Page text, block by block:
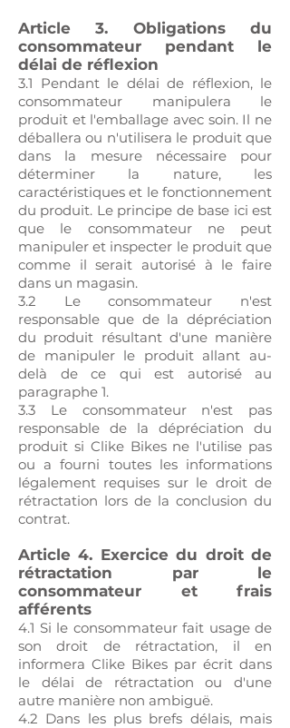
Article 3. Obligations du
consommateur pendant le
délai de réflexion
3.1 Pendant le délai de réflexion, le
consommateur manipulera le
produit et l'emballage avec soin. Il ne
déballera ou n'utilisera le produit que
dans la mesure nécessaire pour
déterminer la nature, les
caractéristiques et le fonctionnement
du produit. Le principe de base ici est
que le consommateur ne peut
manipuler et inspecter le produit que
comme il serait autorisé à le faire
dans un magasin.
3.2 Le consommateur n'est
responsable que de la dépréciation
du produit résultant d'une manière
de manipuler le produit allant au-
delà de ce qui est autorisé au
paragraphe 1.
3.3 Le consommateur n'est pas
responsable de la dépréciation du
produit si Clike Bikes ne l'utilise pas
ou a fourni toutes les informations
légalement requises sur le droit de
rétractation lors de la conclusion du
contrat.
Article 4. Exercice du droit de
rétractation par le
consommateur et frais
afférents
4.1 Si le consommateur fait usage de
son droit de rétractation, il en
informera Clike Bikes par écrit dans
le délai de rétractation ou d'une
autre manière non ambiguë.
4.2 Dans les plus brefs délais, mais